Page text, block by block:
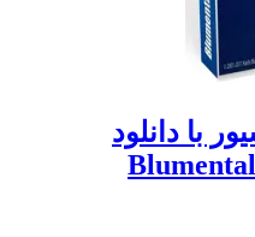
با دانلود